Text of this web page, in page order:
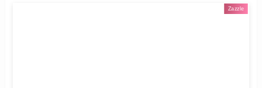
Zazzle